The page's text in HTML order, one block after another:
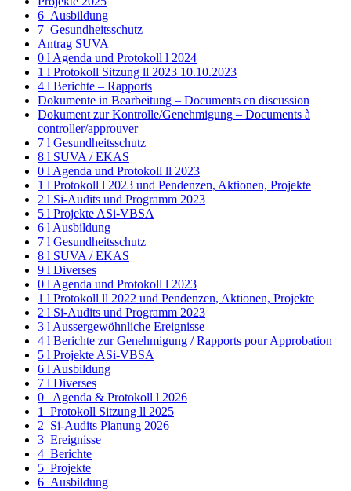
6_Ausbildung
7_Gesundheitsschutz
Antrag SUVA
0 l Agenda und Protokoll l 2024
1 l Protokoll Sitzung ll 2023 10.10.2023
4 l Berichte – Rapports
Dokumente in Bearbeitung – Documents en discussion
Dokument zur Kontrolle/Genehmigung – Documents à
controller/approuver
7 l Gesundheitsschutz
8 l SUVA / EKAS
0 l Agenda und Protokoll ll 2023
1 l Protokoll l 2023 und Pendenzen, Aktionen, Projekte
2 l Si-Audits und Programm 2023
5 l Projekte ASi-VBSA
6 l Ausbildung
7 l Gesundheitsschutz
8 l SUVA / EKAS
9 l Diverses
0 l Agenda und Protokoll l 2023
1 l Protokoll ll 2022 und Pendenzen, Aktionen, Projekte
2 l Si-Audits und Programm 2023
3 l Aussergewöhnliche Ereignisse
4 l Berichte zur Genehmigung / Rapports pour Approbation
5 l Projekte ASi-VBSA
6 l Ausbildung
7 l Diverses
0_ Agenda & Protokoll l 2026
1_Protokoll Sitzung ll 2025
2_Si-Audits Planung 2026
3_Ereignisse
4_Berichte
5_Projekte
6_Ausbildung